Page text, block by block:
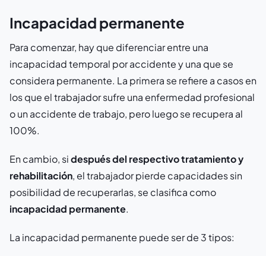
Incapacidad permanente
Para comenzar, hay que diferenciar entre una
incapacidad temporal por accidente y una que se
considera permanente. La primera se refiere a casos en
los que el trabajador sufre una enfermedad profesional
o un accidente de trabajo, pero luego se recupera al
100%.
En cambio, sidespués del respectivo tratamiento y
rehabilitación, el trabajador pierde capacidades sin
posibilidad de recuperarlas, se clasifica como
incapacidad permanente.
La incapacidad permanente puede ser de 3 tipos: